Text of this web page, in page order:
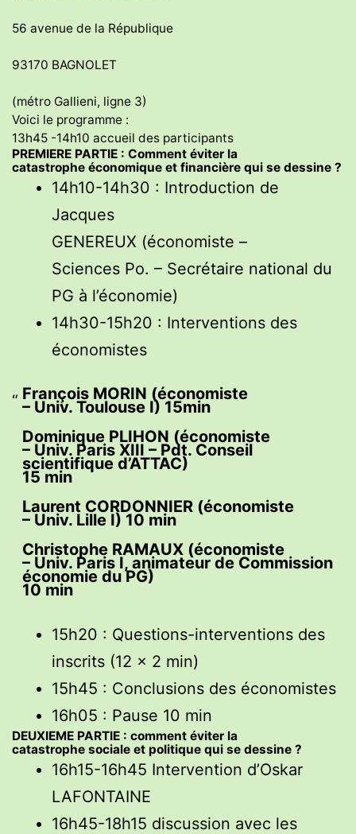
56 avenue de la République
93170 BAGNOLET
(métro Gallieni, ligne 3)
Voici le programme :
13h45 -14h10 accueil des participants
PREMIERE PARTIE : Comment éviter la
catastrophe économique et financière qui se dessine ?
14h10-14h30 : Introduction de
Jacques
GENEREUX (économiste –
Sciences Po. – Secrétaire national du
PG à l’économie)
14h30-15h20 : Interventions des
économistes
François MORIN (économiste
– Univ. Toulouse I) 15min
Dominique PLIHON (économiste
– Univ. Paris XIII – Pdt. Conseil
scientifique d’ATTAC)
15 min
Laurent CORDONNIER (économiste
– Univ. Lille I) 10 min
Christophe RAMAUX (économiste
– Univ. Paris I, animateur de Commission
économie du PG)
10 min
15h20 : Questions-interventions des
inscrits (12 x 2 min)
15h45 : Conclusions des économistes
16h05 : Pause 10 min
DEUXIEME PARTIE : comment éviter la
catastrophe sociale et politique qui se dessine ?
16h15-16h45 Intervention d’Oskar
LAFONTAINE
16h45-18h15 discussion avec les